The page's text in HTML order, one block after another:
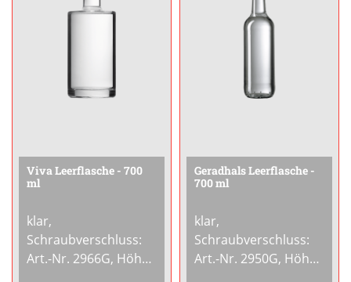
Viva Leerflasche - 700
ml
klar,
Schraubverschluss:
Art.-Nr. 2966G, Höhe:
Geradhals Leerflasche -
700 ml
klar,
Schraubverschluss:
Art.-Nr. 2950G, Höhe: